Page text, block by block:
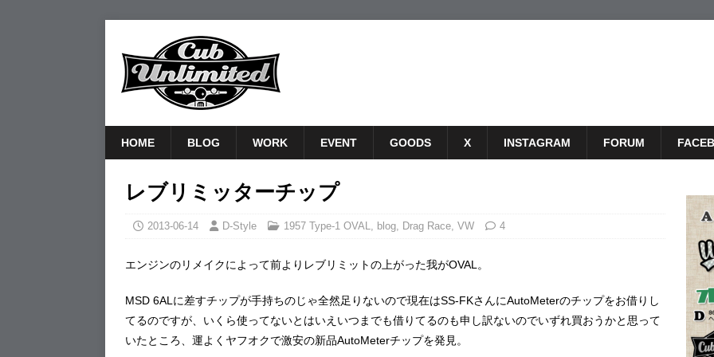
HOME BLOG WORK EVENT GOODS X INSTAGRAM FORUM
レブリミッターチップ
2013-06-14 D-Style 1957 Type-1 OVAL, blog, Drag Race, VW 4
エンジンのリメイクによって前よりレブリミットの上がった我がOVAL。
MSD 6ALに差すチップが手持ちのじゃ全然足りないので現在はSS-FKさんにAutoMeterのチップをお借りし
てるのですが、いくら使ってないとはいえいつまでも借りてるのも申し訳ないのでいずれ買おうかと思って
いたところ、運よくヤフオクで激安の新品AutoMeterチップを発見。